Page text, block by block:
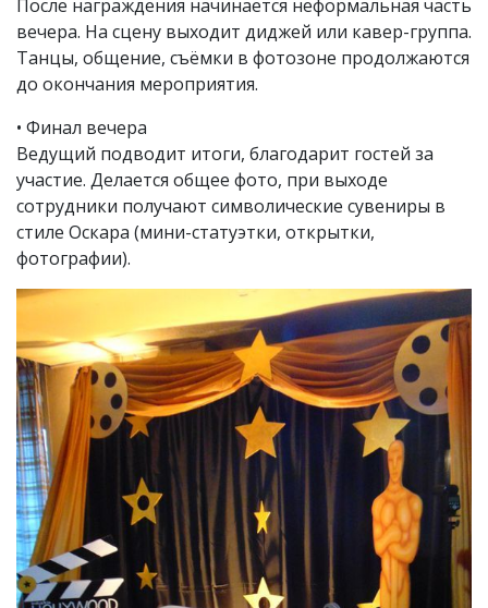
После награждения начинается неформальная часть
вечера. На сцену выходит диджей или кавер-группа.
Танцы, общение, съёмки в фотозоне продолжаются
до окончания мероприятия.
• Финал вечера
Ведущий подводит итоги, благодарит гостей за
участие. Делается общее фото, при выходе
сотрудники получают символические сувениры в
стиле Оскара (мини-статуэтки, открытки,
фотографии).